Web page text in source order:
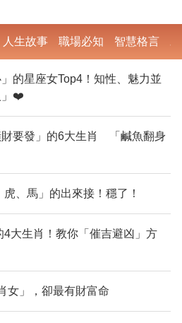
人生故事 職場必知 智慧格言
的星座女Top4！知性、魅力並
」❤️
財要發」的6大生肖 「鹹魚翻身
、馬」的出來接！穩了！
大生肖！教你「催吉避凶」方
女」，卻最有財富命